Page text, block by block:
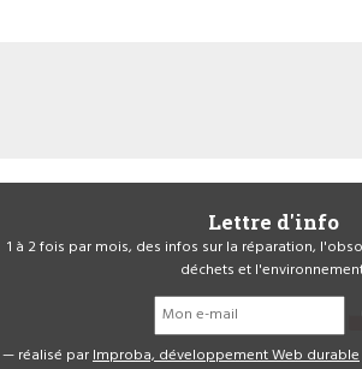
Lettre d'info
1 à 2 fois par mois, des infos sur la réparation,
déchets et
— réalisé parImproba, développement Web durable